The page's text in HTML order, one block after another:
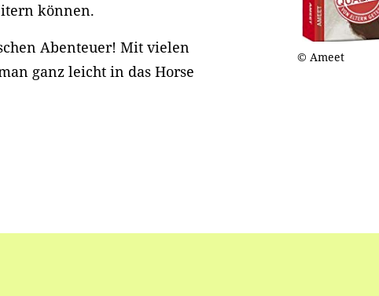
können.
Abenteuer! Mit vielen
ganz leicht in das Horse
© Ameet